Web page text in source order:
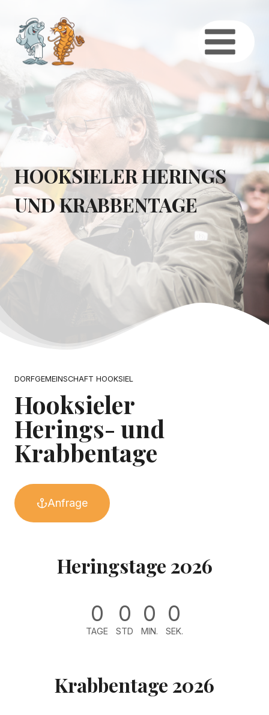
Inhalt
springen
HOOKSIELER HERINGS
UND KRABBENTAGE
DORFGEMEINSCHAFT HOOKSIEL
Hooksieler
Herings- und
Krabbentage
Anfrage
Heringstage 2026
0
TAGE
0
STD
0
MIN.
0
SEK.
Krabbentage 2026